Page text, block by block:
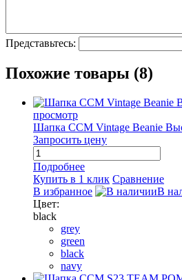
Представьтесь:
Похожие товары (8)
просмотр
Шапка CCM Vintage Beanie
Запросить цену
Подробнее
Купить в 1 клик Сравнение
В избранное
В
Цвет:
black
grey
green
black
navy